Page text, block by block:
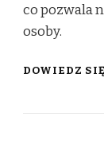
co pozwala
osoby.
DOWIEDZ